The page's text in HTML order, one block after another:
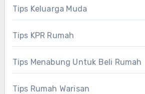
Tips Keluarga Muda
Tips KPR Rumah
Tips Menabung Untuk Beli Rumah
Tips Rumah Warisan